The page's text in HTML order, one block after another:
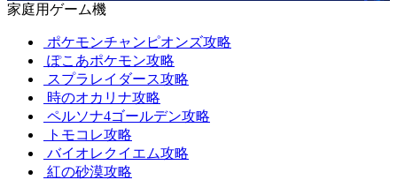
家庭用ゲーム機
ポケモンチャンピオンズ攻略
ぽこあポケモン攻略
スプラレイダース攻略
時のオカリナ攻略
ペルソナ4ゴールデン攻略
トモコレ攻略
バイオレクイエム攻略
紅の砂漠攻略